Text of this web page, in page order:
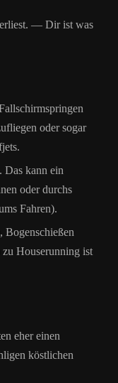
— Dir ist was
oder sogar
Das kann ein
oder durchs
Fahren).
Bogenschießen
Houserunning ist
eher einen
köstlichen